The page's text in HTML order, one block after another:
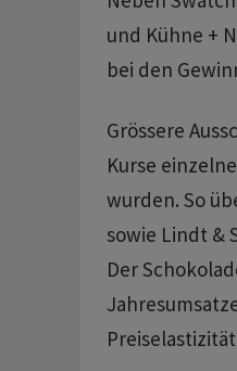
und Kühne +
bei den
Grössere
Kurse
wurden. So
sowie Lindt &
Der